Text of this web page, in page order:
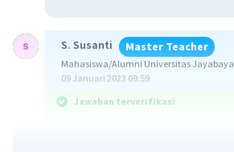
S. Susanti Master Teacher
Mahasiswa/Alumni Universitas Jayabaya
09 Januari 2023 09:59
Jawaban terverifikasi